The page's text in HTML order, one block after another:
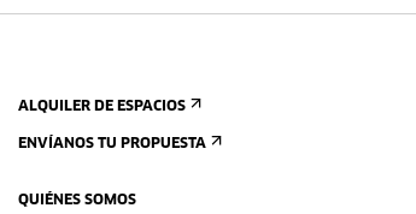
ALQUILER DE ESPACIOS
ENVÍANOS TU PROPUESTA
QUIÉNES SOMOS